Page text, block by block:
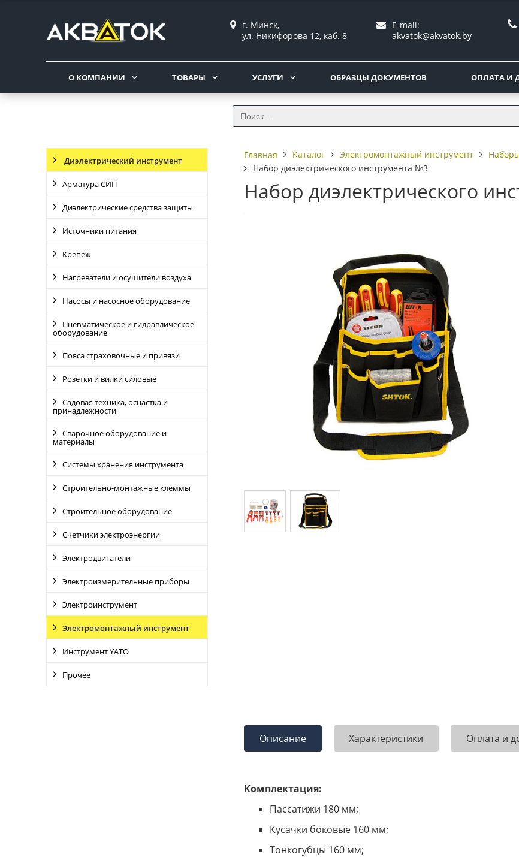
г. Минск,
ул. Никифорова 12, каб. 8
E-mail:
akvatok@akvatok.by
О КОМПАНИИ ТОВАРЫ УСЛУГИ ОБРАЗЦЫ ДОКУМЕНТОВ ОПЛАТА И
Диэлектрический инструмент
Арматура СИП
Диэлектрические средства защиты
Источники питания
Крепеж
Нагреватели и осушители воздуха
Насосы и насосное оборудование
Пневматическое и гидравлическое
оборудование
Пояса страховочные и привязи
Розетки и вилки силовые
Садовая техника, оснастка и
принадлежности
Сварочное оборудование и
материалы
Системы хранения инструмента
Строительно-монтажные клеммы
Строительное оборудование
Счетчики электроэнергии
Электродвигатели
Электроизмерительные приборы
Электроинструмент
Электромонтажный инструмент
Инструмент YATO
Прочее
Главная Каталог Электромонтажный инструмент
Набор диэлектрического инструмента №3
Набор диэлектрического
Описание Характеристики Оплата и
Комплектация:
Пассатижи 180 мм;
Кусачки боковые 160 мм;
Тонкогубцы 160 мм;